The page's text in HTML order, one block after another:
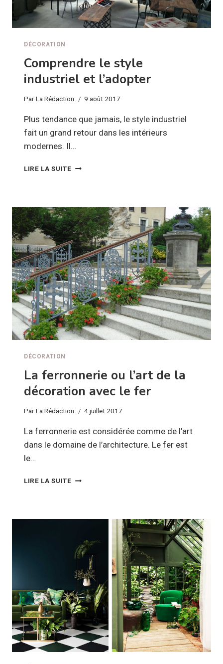
DÉCORATION
Comprendre le style
industriel et l’adopter
ParLa Rédaction 9 août 2017
Plus tendance que jamais, le style industriel
fait un grand retour dans les intérieurs
modernes. Il…
LIRE LA SUITECOMPRENDRE
ET
L’ADOPTER
DÉCORATION
La ferronnerie ou l’art de la
décoration avec le fer
ParLa Rédaction 4 juillet 2017
La ferronnerie est considérée comme de l’art
dans le domaine de l’architecture. Le fer est
le…
LIRE LA SUITELA
DE
DÉCORATION
AVEC
FER